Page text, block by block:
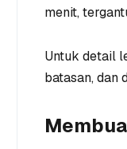
menit,
Untuk detail
batasan, dan